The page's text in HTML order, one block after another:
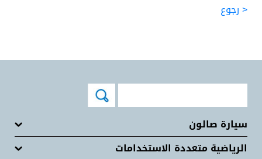
< رجوع
سيارة صالون
الرياضية متعددة الاستخدامات